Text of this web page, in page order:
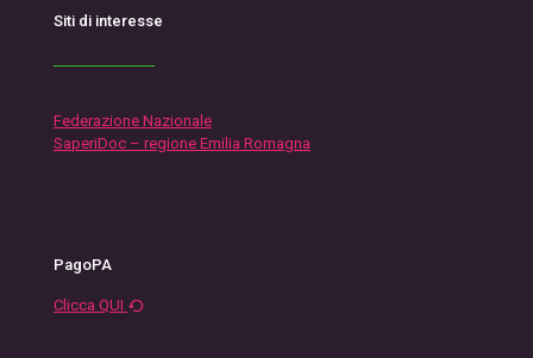
Siti di interesse
Federazione Nazionale
SaperiDoc – regione Emilia Romagna
PagoPA
Clicca QUI